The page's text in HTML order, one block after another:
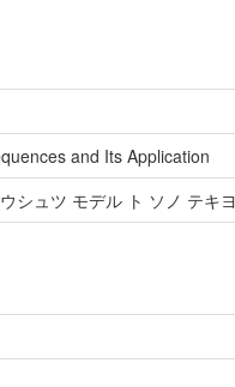
and Its Application
シュツ モデル ト ソノ テキ